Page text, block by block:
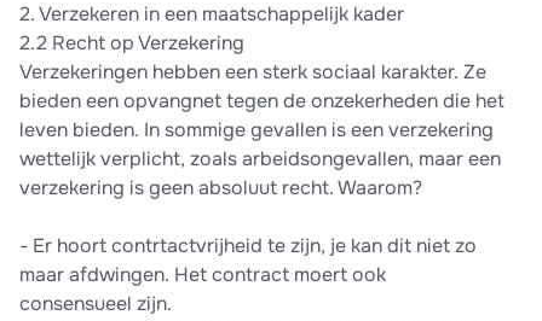
2. Verzekeren in een maatschappelijk kader
2.2 Recht op Verzekering
Verzekeringen hebben een sterk sociaal karakter. Ze
bieden een opvangnet tegen de onzekerheden die het
leven bieden. In sommige gevallen is een verzekering
wettelijk verplicht, zoals arbeidsongevallen, maar een
verzekering is geen absoluut recht. Waarom?
- Er hoort contrtactvrijheid te zijn, je kan dit niet zo
maar afdwingen. Het contract moert ook
consensueel zijn.